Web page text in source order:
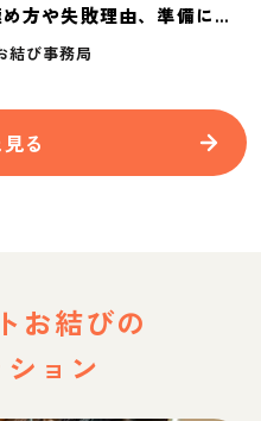
方や失敗理由、準備に必
を紹介
結び事務局
る
お結びの
ション